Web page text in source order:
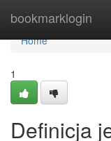
bookmarklogin
Home
Home
1
Definicja